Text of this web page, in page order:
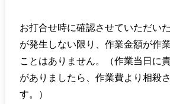
お打合せ時に確認させていただい
が発生しない限り、作業金額が作
ことはありません。（作業当日に
がありましたら、作業費より相殺
す。）